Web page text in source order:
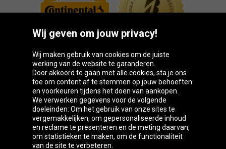
Oponeo-groep
Česká
republika
Deutschland Éire España
Wij geven om jouw privacy!
Wij maken gebruik van cookies om de juiste
werking van de website te garanderen.
Door akkoord te gaan met alle cookies, sta je ons
toe om content af te stemmen op jouw behoeften
en voorkeuren tijdens het doen van aankopen.
We verwerken gegevens voor de volgende
doeleinden: Om het gebruik van onze sites te
vergemakkelijken, om gepersonaliseerde inhoud
en reclame te presenteren en de meting daarvan,
om statistieken te maken, om de functionaliteit
van de site te verbeteren.